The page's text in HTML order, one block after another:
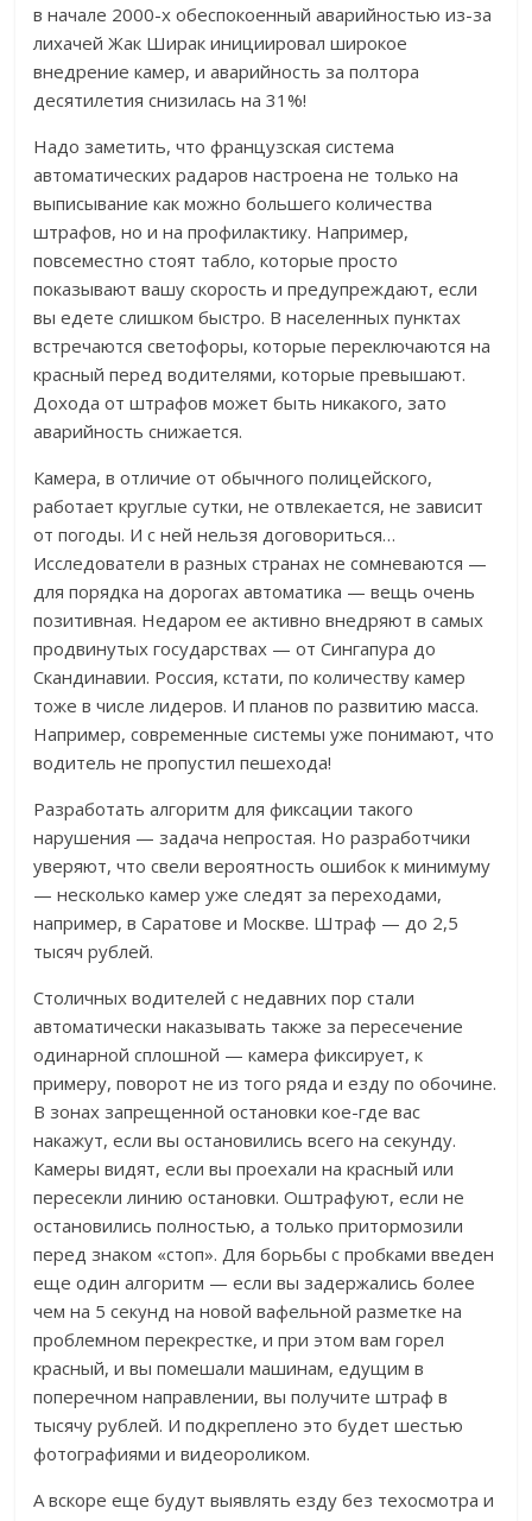
в начале 2000-х обеспокоенный аварийностью из-за
лихачей Жак Ширак инициировал широкое
внедрение камер, и аварийность за полтора
десятилетия снизилась на 31%!
Надо заметить, что французская система
автоматических радаров настроена не только на
выписывание как можно большего количества
штрафов, но и на профилактику. Например,
повсеместно стоят табло, которые просто
показывают вашу скорость и предупреждают, если
вы едете слишком быстро. В населенных пунктах
встречаются светофоры, которые переключаются на
красный перед водителями, которые превышают.
Дохода от штрафов может быть никакого, зато
аварийность снижается.
Камера, в отличие от обычного полицейского,
работает круглые сутки, не отвлекается, не зависит
от погоды. И с ней нельзя договориться…
Исследователи в разных странах не сомневаются —
для порядка на дорогах автоматика — вещь очень
позитивная. Недаром ее активно внедряют в самых
продвинутых государствах — от Сингапура до
Скандинавии. Россия, кстати, по количеству камер
тоже в числе лидеров. И планов по развитию масса.
Например, современные системы уже понимают, что
водитель не пропустил пешехода!
Разработать алгоритм для фиксации такого
нарушения — задача непростая. Но разработчики
уверяют, что свели вероятность ошибок к минимуму
— несколько камер уже следят за переходами,
например, в Саратове и Москве. Штраф — до 2,5
тысяч рублей.
Столичных водителей с недавних пор стали
автоматически наказывать также за пересечение
одинарной сплошной — камера фиксирует, к
примеру, поворот не из того ряда и езду по обочине.
В зонах запрещенной остановки кое-где вас
накажут, если вы остановились всего на секунду.
Камеры видят, если вы проехали на красный или
пересекли линию остановки. Оштрафуют, если не
остановились полностью, а только притормозили
перед знаком «стоп». Для борьбы с пробками введен
еще один алгоритм — если вы задержались более
чем на 5 секунд на новой вафельной разметке на
проблемном перекрестке, и при этом вам горел
красный, и вы помешали машинам, едущим в
поперечном направлении, вы получите штраф в
тысячу рублей. И подкреплено это будет шестью
фотографиями и видеороликом.
А вскоре еще будут выявлять езду без техосмотра и